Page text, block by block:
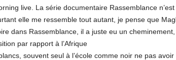
live. La série documentaire Rassemblance
elle me ressemble tout autant, je pense que
dans Rassemblance, il a juste eu un
par rapport à l’Afrique
souvent seul à l’école comme noir ne pas